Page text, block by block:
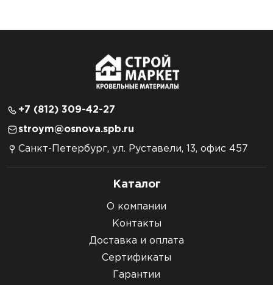
+7 (812) 309-42-27
stroym@osnova.spb.ru
Санкт-Петербург, ул. Руставели, 13, офис 457
Каталог
О компании
Контакты
Доставка и оплата
Сертификаты
Гарантии